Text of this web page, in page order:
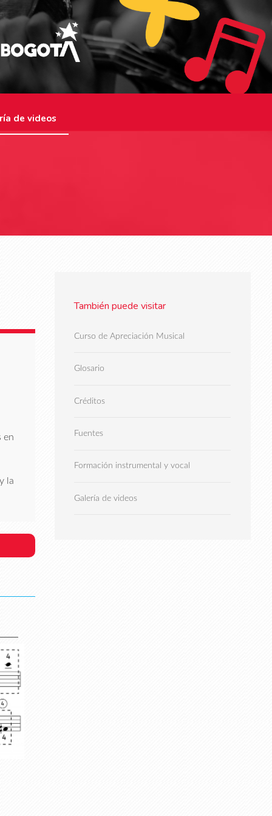
de videos
en
la
También puede visitar
Curso de Apreciación Musical
Glosario
Créditos
Fuentes
Formación instrumental y vocal
Galería de videos